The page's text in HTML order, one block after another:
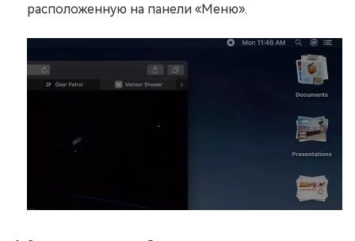
расположенную на панели «Меню».